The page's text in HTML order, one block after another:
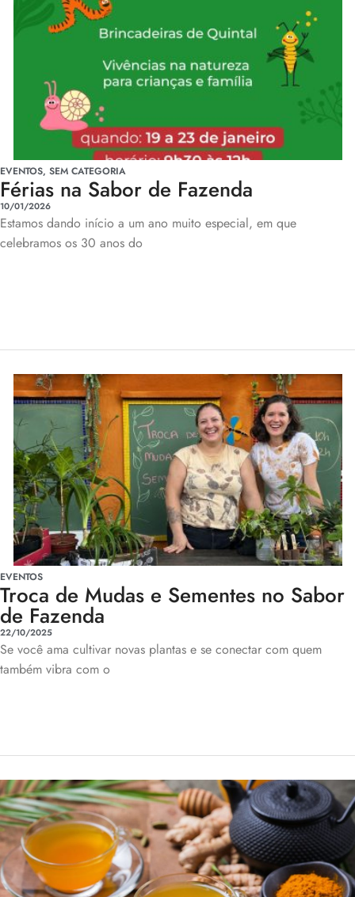
EVENTOS, SEM CATEGORIA
Férias na Sabor de Fazenda
10/01/2026
Estamos dando início a um ano muito especial, em que
celebramos os 30 anos do
EVENTOS
Troca de Mudas e Sementes no Sabor
de Fazenda
22/10/2025
Se você ama cultivar novas plantas e se conectar com quem
também vibra com o